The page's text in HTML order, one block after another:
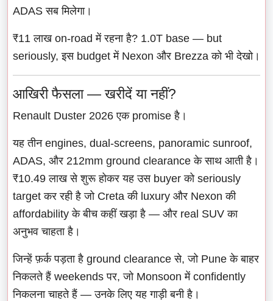
ADAS सब मिलेगा।
₹11 लाख on-road में रहना है? 1.0T base — but
seriously, इस budget में Nexon और Brezza को भी देखो।
आखिरी फैसला — खरीदें या नहीं?
Renault Duster 2026 एक promise है।
यह तीन engines, dual-screens, panoramic sunroof,
ADAS, और 212mm ground clearance के साथ आती है।
₹10.49 लाख से शुरू होकर यह उस buyer को seriously
target कर रही है जो Creta की luxury और Nexon की
affordability के बीच कहीं खड़ा है — और real SUV का
अनुभव चाहता है।
जिन्हें फ़र्क पड़ता है ground clearance से, जो Pune के बाहर
निकलते हैं weekends पर, जो Monsoon में confidently
निकलना चाहते हैं — उनके लिए यह गाड़ी बनी है।